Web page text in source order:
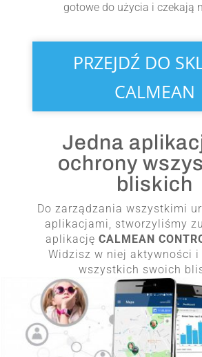
gotowe do użycia i czekają
PRZEJDŹ DO
CALMEAN
Jedna
ochrony
bliskich
Do zarządzania wszystkimi
aplikacjami, stworzyliśmy
aplikację CALMEAN
Widzisz w niej aktywności
wszystkich swoich